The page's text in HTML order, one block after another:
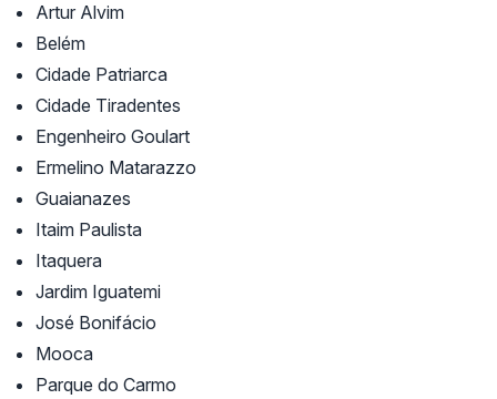
Artur Alvim
Belém
Cidade Patriarca
Cidade Tiradentes
Engenheiro Goulart
Ermelino Matarazzo
Guaianazes
Itaim Paulista
Itaquera
Jardim Iguatemi
José Bonifácio
Mooca
Parque do Carmo